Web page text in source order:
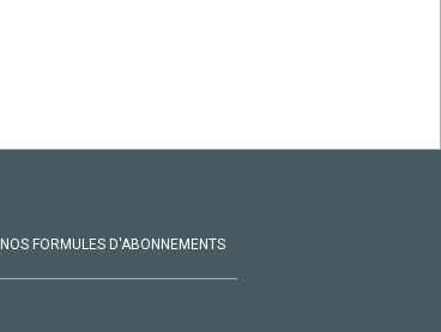
NOS FORMULES D'ABONNEMENTS